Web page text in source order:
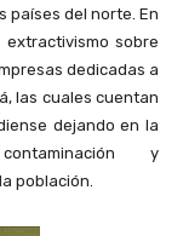
países del norte. En
sobre
dedicadas a
las cuales cuentan
dejando en la
y
población.